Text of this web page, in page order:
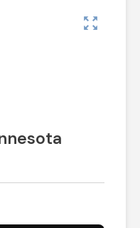
zoom_out_map